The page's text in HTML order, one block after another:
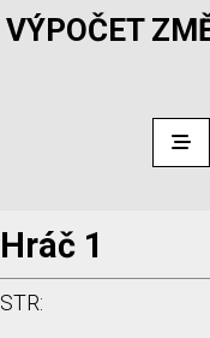
VÝPOČET
Hráč 1
STR: